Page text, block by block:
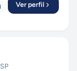
Ver perfil
SP